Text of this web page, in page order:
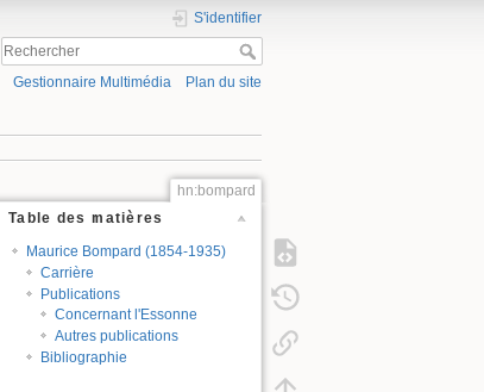
S'identifier
Gestionnaire Multimédia Plan du site
hn:bompard
Table des matières
Maurice Bompard (1854-1935)
Carrière
Publications
Concernant l'Essonne
Autres publications
Bibliographie